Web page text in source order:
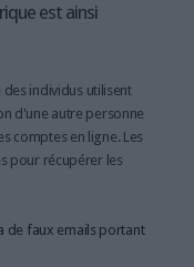
est ainsi
individus utilisent
d'une autre personne
comptes en ligne. Les
pour récupérer les
de faux emails portant